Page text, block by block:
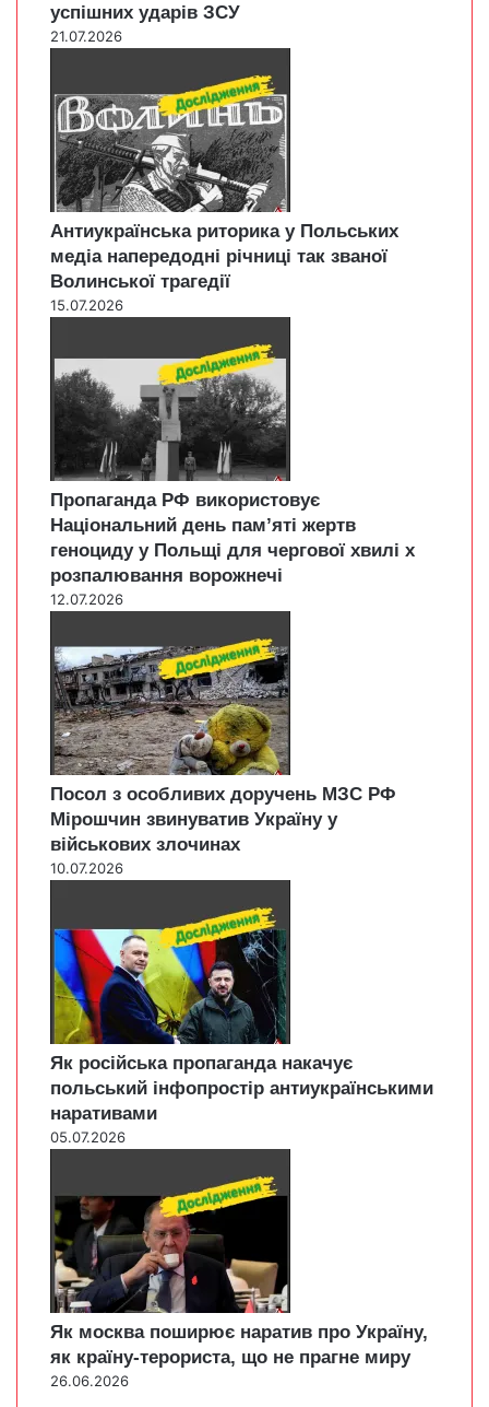
успішних ударів ЗСУ
21.07.2026
Антиукраїнська риторика у Польських
медіа напередодні річниці так званої
Волинської трагедії
15.07.2026
Пропаганда РФ використовує
Національний день пам’яті жертв
геноциду у Польщі для чергової хвилі х
розпалювання ворожнечі
12.07.2026
Посол з особливих доручень МЗС РФ
Мірошчин звинуватив Україну у
військових злочинах
10.07.2026
Як російська пропаганда накачує
польський інфопростір антиукраїнськими
наративами
05.07.2026
Як москва поширює наратив про Україну,
як країну-терориста, що не прагне миру
26.06.2026